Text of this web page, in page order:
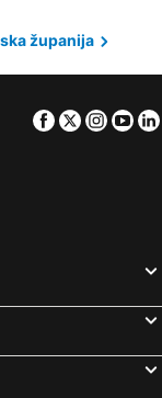
Rooms
županija
Facebook
Twitter